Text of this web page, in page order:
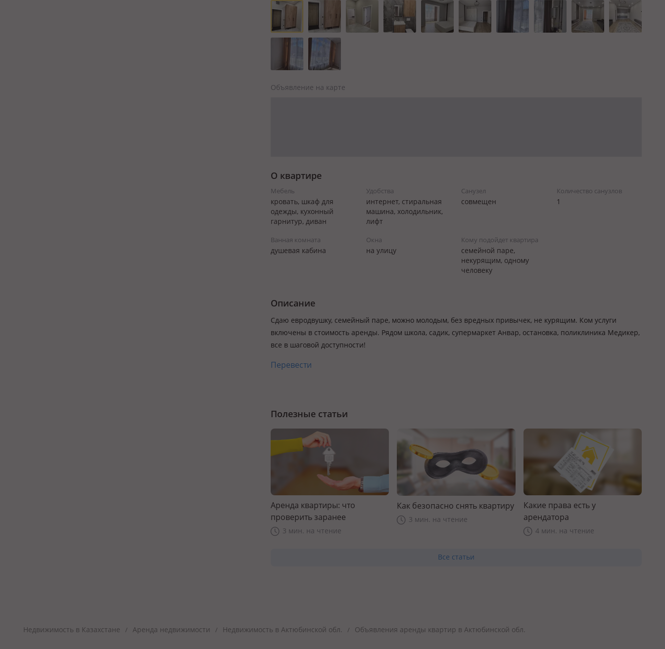
Объявление на карте
О квартире
Мебель
кровать, шкаф для
одежды, кухонный
гарнитур, диван
Удобства
интернет, стиральная
машина, холодильник,
лифт
Санузел
совмещен
Количество санузлов
1
Ванная комната
душевая кабина
Окна
на улицу
Кому подойдет квартира
семейной паре,
некурящим, одному
человеку
Описание
Сдаю евродвушку, семейный паре, можно молодым, без вредных привычек, не курящим. Ком услуги
включены в стоимость аренды. Рядом школа, садик, супермаркет Анвар, остановка, поликлиника Медикер,
все в шаговой доступности!
Перевести
Полезные статьи
Аренда квартиры: что
проверить заранее
3 мин. на чтение
Как безопасно снять квартиру
3 мин. на чтение
Какие права есть у
арендатора
4 мин. на чтение
Все статьи
Недвижимость в Казахстане / Аренда недвижимости / Недвижимость в Актюбинской обл. / Объявления аренды квартир в Актюбинской обл.